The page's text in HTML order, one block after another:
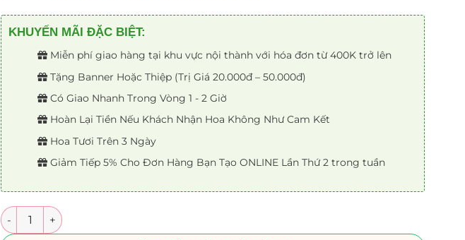
KHUYẾN MÃI ĐẶC BIỆT:
Miễn phí giao hàng tại khu vực nội thành với hóa đơn từ 400K trở lên
Tặng Banner Hoặc Thiệp (Trị Giá 20.000đ – 50.000đ)
Có Giao Nhanh Trong Vòng 1 - 2 Giờ
Hoàn Lại Tiền Nếu Khách Nhận Hoa Không Như Cam Kết
Hoa Tươi Trên 3 Ngày
Giảm Tiếp 5% Cho Đơn Hàng Bạn Tạo ONLINE Lần Thứ 2 trong tuần
Số lượng